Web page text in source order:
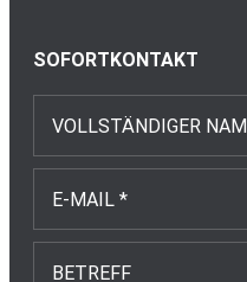
SOFORTKONTAKT